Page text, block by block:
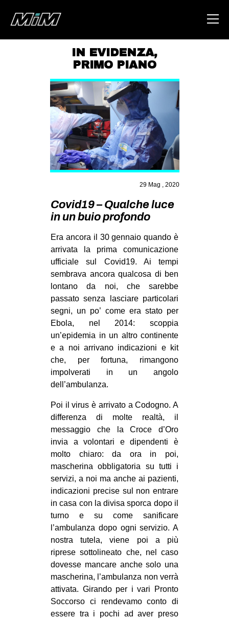
HOME
ABOUT
AREA
DEGENERAZIONE
GAZA FREESTYLE
CSOA LAMBRETTA
ZAM
MILANO
MOBILITAZIONI
SPORT POPOLARE
MOVIMENTI
AMBIENTE
ANTIFASCISMO
DIRITTO ALL’ABITARE
PRECARIATO
REPRESSIONE
CULTURE
ARTE
CINEMA
MANIFESTI
MUSICA
RECENSIONI
INTERNAZIONALE
AFRICA
AMERICHE
IN EVIDENZA,
PRIMO PIANO
29 Mag , 2020
Covid19 – Qualche luce
in un buio profondo
Era ancora il 30 gennaio quando è
arrivata la prima comunicazione
ufficiale sul Covid19. Ai tempi
sembrava ancora qualcosa di ben
lontano da noi, che sarebbe
passato senza lasciare particolari
segni, un po’ come era stato per
Ebola, nel 2014: scoppia
un’epidemia in un altro continente
e a noi arrivano indicazioni e kit
che, per fortuna, rimangono
impolverati in un angolo
dell’ambulanza.
Poi il virus è arrivato a Codogno. A
differenza di molte realtà, il
messaggio che la Croce d’Oro
invia a volontari e dipendenti è
molto chiaro: da ora in poi,
mascherina obbligatoria su tutti i
servizi, a noi ma anche ai pazienti,
indicazioni precise sul non entrare
in casa con la divisa sporca dopo il
turno e su come sanificare
l’ambulanza dopo ogni servizio. A
nostra tutela, viene poi a più
riprese sottolineato che, nel caso
dovesse mancare anche solo una
mascherina, l’ambulanza non verrà
attivata. Girando per i vari Pronto
Soccorso ci rendevamo conto di
essere tra i pochi ad aver preso